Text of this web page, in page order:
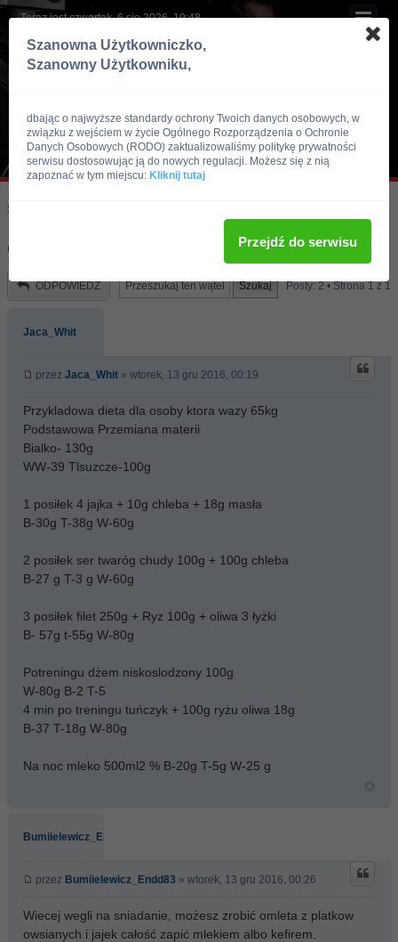
Teraz jest czwartek, 6 sie 2026, 19:48
Skocz do:
czy ta dieta jest dobra na mase
ODPOWIEDZ Posty: 2 • Strona 1 z 1
Jaca_Whit
przez Jaca_Whit » wtorek, 13 gru 2016, 00:19
Przykladowa dieta dla osoby ktora wazy 65kg
Podstawowa Przemiana materii
Bialko- 130g
WW-39 Tlsuzcze-100g
1 posiłek 4 jajka + 10g chleba + 18g masła
B-30g T-38g W-60g
2 posiłek ser twaróg chudy 100g + 100g chleba
B-27 g T-3 g W-60g
3 posiłek filet 250g + Ryz 100g + oliwa 3 łyżki
B- 57g t-55g W-80g
Potreningu dżem niskoslodzony 100g
W-80g B-2 T-5
4 min po treningu tuńczyk + 100g ryżu oliwa 18g
B-37 T-18g W-80g
Na noc mleko 500ml2 % B-20g T-5g W-25 g
Bumiielewicz_Endd83
przez Bumiielewicz_Endd83 » wtorek, 13 gru 2016, 00:26
Wiecej wegli na sniadanie, możesz zrobić omleta z platkow
owsianych i jajek całość zapić mlekiem albo kefirem.
Szanowna Użytkowniczko,
Szanowny Użytkowniku,
dbając o najwyższe standardy ochrony Twoich danych osobowych, w
związku z wejściem w życie Ogólnego Rozporządzenia o Ochronie
Danych Osobowych (RODO) zaktualizowaliśmy politykę prywatności
serwisu dostosowując ją do nowych regulacji. Możesz się z nią
zapoznać w tym miejscu: Kliknij tutaj
Przejdź do serwisu